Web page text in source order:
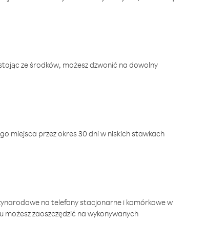
ze środków, możesz dzwonić na dowolny
miejsca przez okres 30 dni w niskich stawkach
na telefony stacjonarne i komórkowe w
zaoszczędzić na wykonywanych